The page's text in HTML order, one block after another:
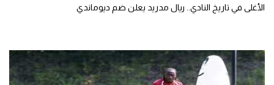
الأغلى في تاريخ النادي.. ريال مدريد يعلن ضم ديوماندي